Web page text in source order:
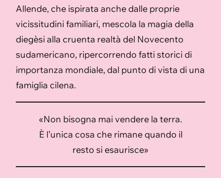
Allende, che ispirata anche dalle proprie
vicissitudini familiari, mescola la magia della
diegèsi alla cruenta realtà del Novecento
sudamericano, ripercorrendo fatti storici di
importanza mondiale, dal punto di vista di una
famiglia cilena.
«Non bisogna mai vendere la terra.
È l’unica cosa che rimane quando il
resto si esaurisce»